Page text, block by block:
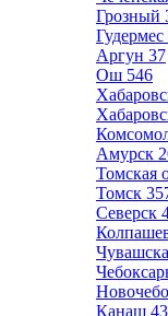
Грозный
Гудермес
Аргун 37
Ош 546
Амурск
Томская
Томск
Северск
Канаш 43